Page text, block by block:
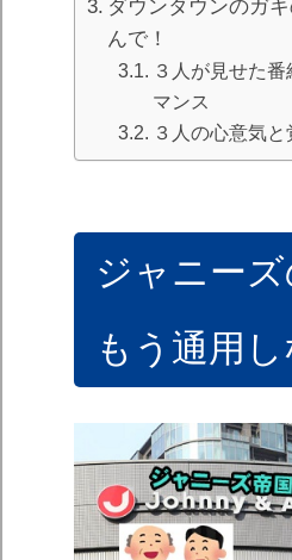
ダウンタウンのガ
んで！
３人が見せた
マンス
３人の心意気
ジャニー
もう通用